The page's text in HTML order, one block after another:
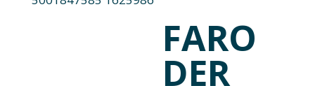
FARO
DER